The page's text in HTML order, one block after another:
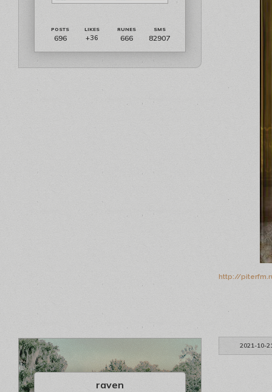
696 +36 666 82907
http://
2021-10-
raven